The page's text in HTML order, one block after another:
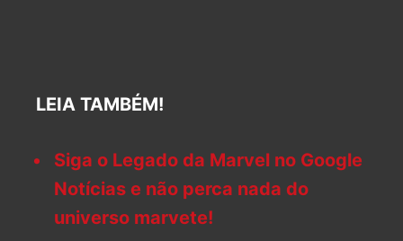
LEIA TAMBÉM!
Siga o Legado da Marvel no Google
Notícias e não perca nada do
universo marvete!